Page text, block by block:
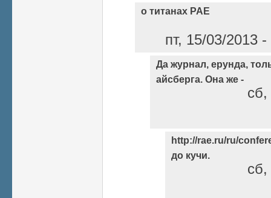
о титанах РАЕ
пт, 15/03/2013
Да журнал, ерунда,
айсберга. Она же -
http://rae.ru/ru/
до кучи.